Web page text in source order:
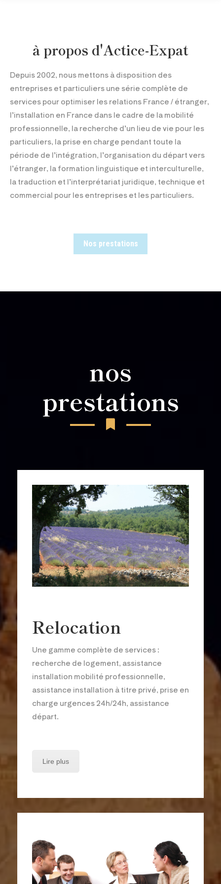
à propos d'Actice-Expat
Depuis 2002, nous mettons à disposition des
entreprises et particuliers une série complète de
services pour optimiser les relations France / étranger,
l’installation en France dans le cadre de la mobilité
professionnelle, la recherche d’un lieu de vie pour les
particuliers, la prise en charge pendant toute la
période de l’intégration, l’organisation du départ vers
l’étranger, la formation linguistique et interculturelle,
la traduction et l’interprétariat juridique, technique et
commercial pour les entreprises et les particuliers.
Nos prestations
nos
prestations
Relocation
Une gamme complète de services :
recherche de logement, assistance
installation mobilité professionnelle,
assistance installation à titre privé, prise en
charge urgences 24h/24h, assistance
départ.
Lire plus